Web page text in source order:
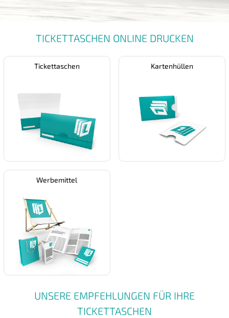
TICKETTASCHEN ONLINE DRUCKEN
Tickettaschen Kartenhüllen
Werbemittel
UNSERE EMPFEHLUNGEN FÜR IHRE
TICKETTASCHEN